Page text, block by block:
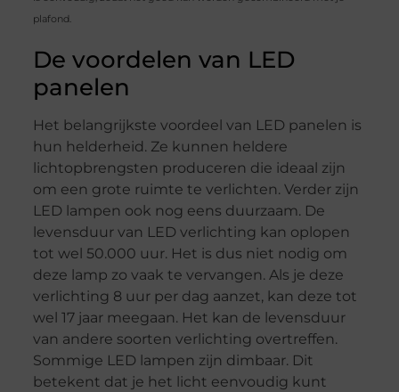
plafond.
De voordelen van LED
panelen
Het belangrijkste voordeel van LED panelen is
hun helderheid. Ze kunnen heldere
lichtopbrengsten produceren die ideaal zijn
om een grote ruimte te verlichten. Verder zijn
LED lampen ook nog eens duurzaam. De
levensduur van LED verlichting kan oplopen
tot wel 50.000 uur. Het is dus niet nodig om
deze lamp zo vaak te vervangen. Als je deze
verlichting 8 uur per dag aanzet, kan deze tot
wel 17 jaar meegaan. Het kan de levensduur
van andere soorten verlichting overtreffen.
Sommige LED lampen zijn dimbaar. Dit
betekent dat je het licht eenvoudig kunt